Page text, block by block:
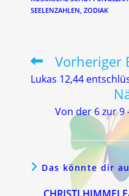
SEELENZAHLEN, ZODIAK
Weitere
Artikel
ansehen
Vorheriger
Lukas 12,44
Von der 6 zur 9
Das könnte dir